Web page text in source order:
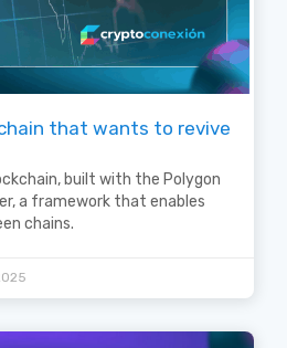
that wants to revive
built with the Polygon
a framework that enables
chains.